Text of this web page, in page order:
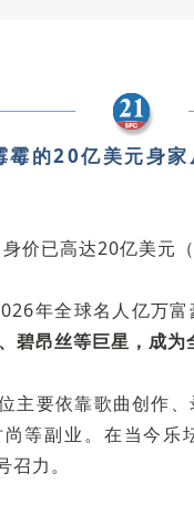
霉的20亿美元身家
价已高达20亿美元
年全球名人亿万富
碧昂丝等巨星，成为
主要依靠歌曲创作
等副业。在当今乐
力。